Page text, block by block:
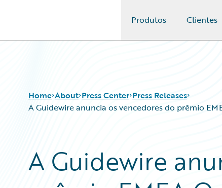
Produtos Clientes
Home About Press Center Press Releases
A Guidewire anuncia os vencedores do prêmio
A Guidewire